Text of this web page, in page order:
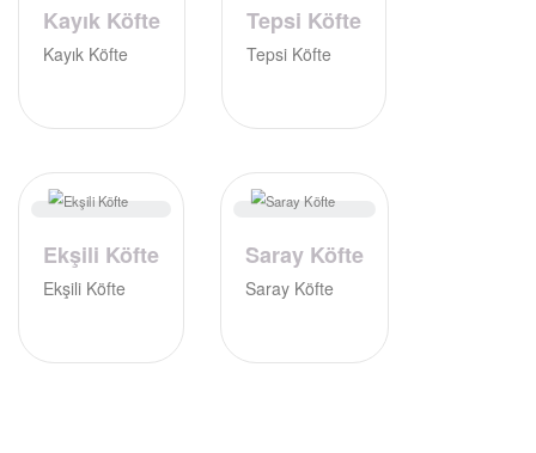
Kayık Köfte
Kayık Köfte
Tepsi Köfte
Tepsi Köfte
Ekşili Köfte
Ekşili Köfte
Saray Köfte
Saray Köfte